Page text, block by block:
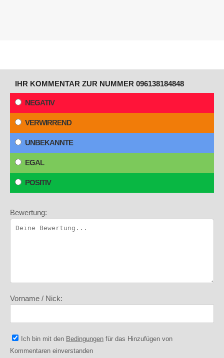
IHR KOMMENTAR ZUR NUMMER 096138184848
NEGATIV
VERWIRREND
UNBEKANNTE
EGAL
POSITIV
Bewertung:
Vorname / Nick:
Ich bin mit den Bedingungen für das Hinzufügen von
Kommentaren einverstanden